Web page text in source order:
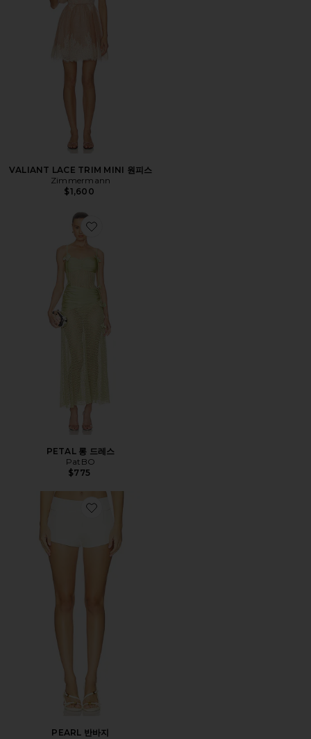
VALIANT LACE TRIM MINI 원피스
Zimmermann
$1,600
Favorite PETAL 롱 드레스
PETAL 롱 드레스
PatBO
$775
PEARL 반바지